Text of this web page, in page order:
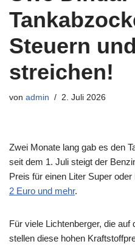
Steuern
streichen!
von admin 2. Juli 2026
Zwei Monate lang gab es den
seit dem 1. Juli steigt der
Preis für einen Liter Super oder
2 Euro und mehr.
Für viele Lichtenberger, die auf
stellen diese hohen